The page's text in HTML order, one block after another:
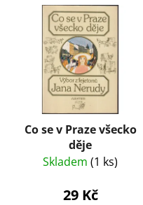
Co se v Praze všecko
děje
Skladem (1 ks)
29 Kč